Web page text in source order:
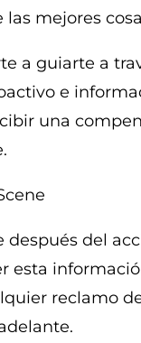
mejores
a guiarte a
e
una
del
esta
reclamo